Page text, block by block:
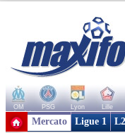
OM PSG Lyon Lille
+ de clubs
Mercato Ligue 1